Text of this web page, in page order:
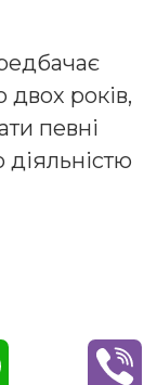
двох років,
певні